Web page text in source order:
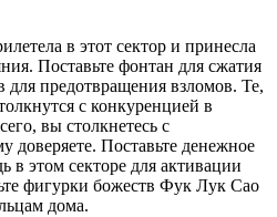
в этот сектор и принесла
Поставьте фонтан для сжатия
для предотвращения взломов. Те,
с конкуренцией в
вы столкнетесь с
доверяете. Поставьте денежное
этом секторе для активации
фигурки божеств Фук Лук Сао
дома.